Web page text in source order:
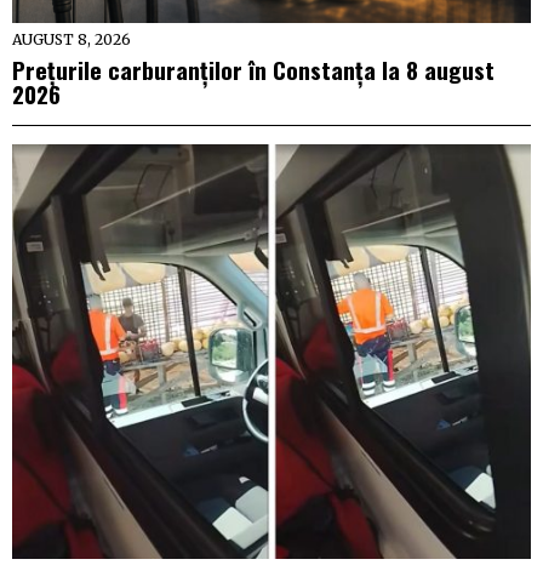
AUGUST 8, 2026
Prețurile carburanților în Constanța la 8 august
2026